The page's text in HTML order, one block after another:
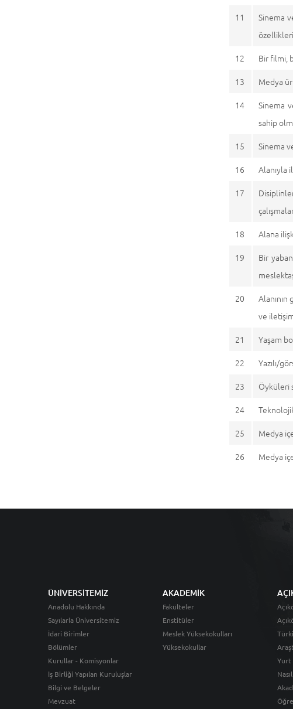
11
Sinema
12 Bir filmi,
13
Medya
14
Sinema
sahip
15 Sinema
16
Alanıyla
17
18 Alana
19
Bir
20
ve
21 Yaşam
22
Yazılı/
23
Öyküleri
24
25
Medya
26
Medya
ÜNİVERSİTEMİZ
Anadolu Hakkında
Sayılarla Üniversitemiz
İdari Birimler
Bölümler
Kurullar - Komisyonlar
İş Birliği Yapılan Kuruluşlar
Bilgi ve Belgeler
Mevzuat
AKADEMİK
Fakülteler
Enstitüler
Meslek Yüksekokulları
Yüksekokullar
Yurt